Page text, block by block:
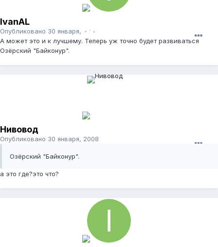
IvanAL
Опубликовано 30 января, 2008
А может это и к лучшему. Теперь уж точно будет развиваться
Озёрский "Байконур".
Нивовод
Опубликовано 30 января, 2008
Озёрский "Байконур".
а это где?это что?